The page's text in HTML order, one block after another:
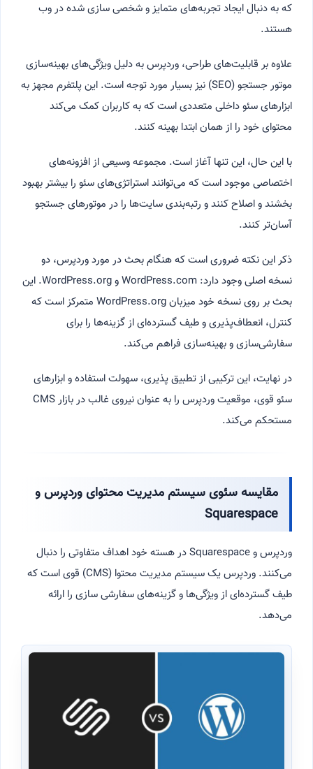
که به دنبال ایجاد تجربه‌های متمایز و شخصی سازی شده در وب
هستند.
علاوه بر قابلیت‌های طراحی، وردپرس به دلیل ویژگی‌های بهینه‌سازی
موتور جستجو (SEO) نیز بسیار مورد توجه است. این پلتفرم مجهز به
ابزارهای سئو داخلی متعددی است که به کاربران کمک می‌کند
محتوای خود را از همان ابتدا بهینه کنند.
با این حال، این تنها آغاز است. مجموعه وسیعی از افزونه‌های
اختصاصی موجود است که می‌توانند استراتژی‌های سئو را بیشتر بهبود
بخشند و اصلاح کنند و رتبه‌بندی سایت‌ها را در موتورهای جستجو
آسان‌تر کنند.
ذکر این نکته ضروری است که هنگام بحث در مورد وردپرس، دو
نسخه اصلی وجود دارد: WordPress.com و WordPress.org. این
بحث بر روی نسخه خود میزبان WordPress.org متمرکز است که
کنترل، انعطاف‌پذیری و طیف گسترده‌ای از گزینه‌ها را برای
سفارشی‌سازی و بهینه‌سازی فراهم می‌کند.
در نهایت، این ترکیبی از تطبیق پذیری، سهولت استفاده و ابزارهای
سئو قوی، موقعیت وردپرس را به عنوان نیروی غالب در بازار CMS
مستحکم می‌کند.
مقایسه سئوی سیستم مدیریت محتوای وردپرس و
Squarespace
وردپرس و Squarespace در هسته خود اهداف متفاوتی را دنبال
می‌کنند. وردپرس یک سیستم مدیریت محتوا (CMS) قوی است که
طیف گسترده‌ای از ویژگی‌ها و گزینه‌های سفارشی سازی را ارائه
می‌دهد.